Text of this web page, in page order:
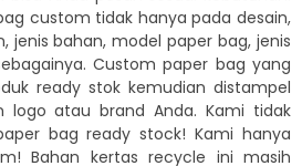
custom tidak hanya pada desain,
jenis bahan, model paper bag, jenis
Custom paper bag yang
ready stok kemudian distampel
logo atau brand Anda. Kami tidak
bag ready stock! Kami hanya
Bahan kertas recycle ini masih